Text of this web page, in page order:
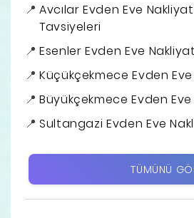
Avcılar Evden Eve Nakliyat
Tavsiyeleri
Esenler Evden Eve Nakliyat
Küçükçekmece Evden
Büyükçekmece Evden
Sultangazi Evden Eve
TÜMÜNÜ